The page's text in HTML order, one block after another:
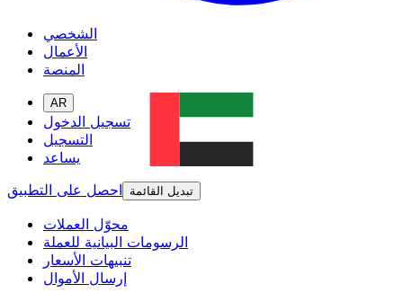
الشخصي
الأعمال
المنصة
AR
تسجيل الدخول
التسجيل
يساعد
احصل على التطبيق
تبديل القائمة
محوّل العملات
الرسومات البيانية للعملة
تنبيهات الأسعار
إرسال الأموال